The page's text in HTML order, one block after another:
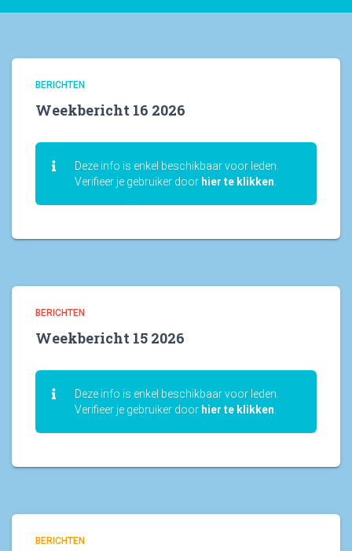
BERICHTEN
Weekbericht 16 2026
Deze info is enkel beschikbaar voor leden.
Verifieer je gebruiker door hier te klikken
BERICHTEN
Weekbericht 15 2026
Deze info is enkel beschikbaar voor leden.
Verifieer je gebruiker door hier te klikken
BERICHTEN